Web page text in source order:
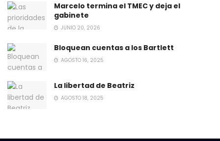
Marcelo termina el TMEC y deja el
gabinete
JUNIO 20, 2026
Bloquean cuentas a los Bartlett
AGOSTO 16, 2025
La libertad de Beatriz
AGOSTO 18, 2025